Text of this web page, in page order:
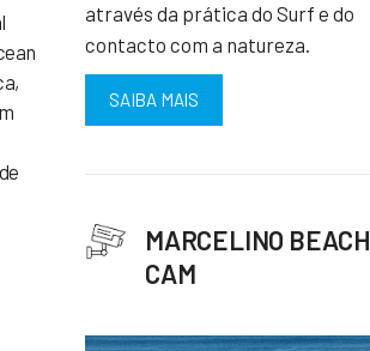
através da prática do Surf e do
contacto com a natureza.
SAIBA MAIS
MARCELINO BEACH
CAM